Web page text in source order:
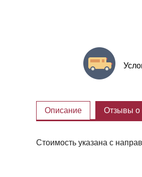
Описание Отзывы о
Стоимость указана с